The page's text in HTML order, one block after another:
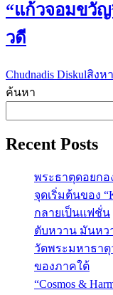
“แก้วจอมขวั
วดี
Chudnadis Diskulสิงห
ค้นหา
Recent Posts
พระธาตุดอยก
จุดเริ่มต้นของ
กลายเป็นแฟชั่น
ตับหวาน มันหว
วัดพระมหาธา
ของภาคใต้
“Cosmos &